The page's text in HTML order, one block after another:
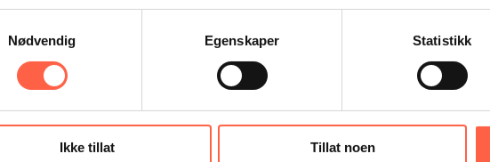
Nødvendig
Egenskaper Statistikk
Ikke tillat Tillat noen
Palisadegjerder– god sikring,